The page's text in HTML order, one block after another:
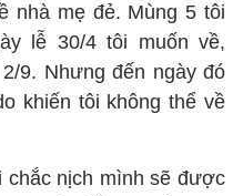
nhà mẹ đẻ. Mùng 5 tôi
lễ 30/4 tôi muốn về,
9. Nhưng đến ngày đó
khiến tôi không thể về
chắc nịch mình sẽ được